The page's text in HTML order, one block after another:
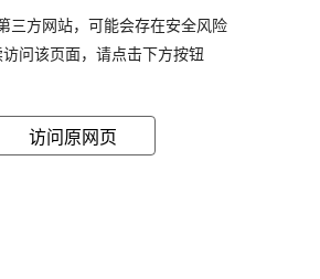
三方网站，可能会存在安全风险
问该页面，请点击下方按钮
访问原网页